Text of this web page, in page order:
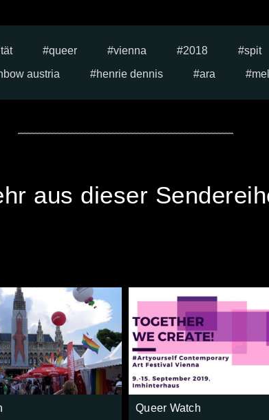
queer vienna 2018 spit
austria henrie dennis ara
aus dieser
Queer Watch